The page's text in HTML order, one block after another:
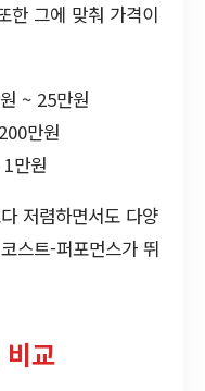
한 그에 맞춰 가격이
~ 25만원
만원
만원
저렴하면서도 다양
스트-퍼포먼스가 뛰
교